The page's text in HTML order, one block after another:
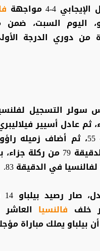
4-4 مواجهة
اليوم السبت، ضمن
من دوري الدرجة
ثم عادل أسيير
في الدقيقة 55، ثم أضاف
الثاني في الدقيقة 79
في الدقيقة 83.
خلف فالنسيا
بيلباو يملك مباراة